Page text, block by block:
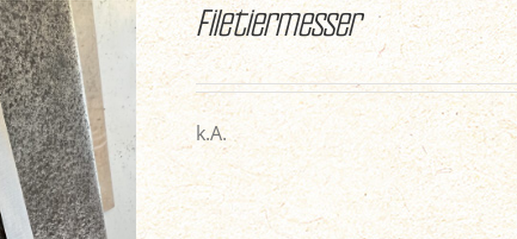
Filetiermesser
k.A.